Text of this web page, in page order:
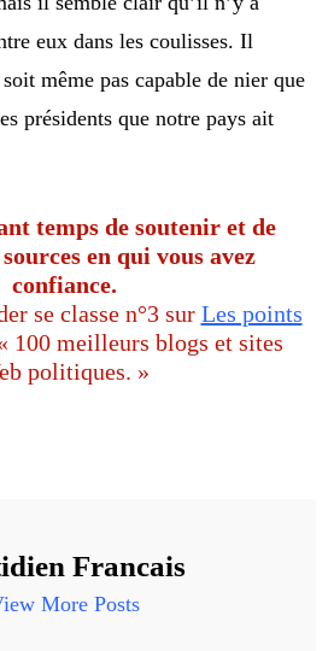
eux dans les coulisses. Il
même pas capable de nier que
présidents que notre pays ait
temps de soutenir et de
en qui vous avez
confiance.
se classe n°3 sur Les points
100 meilleurs blogs et sites
politiques. »
Francais
More Posts